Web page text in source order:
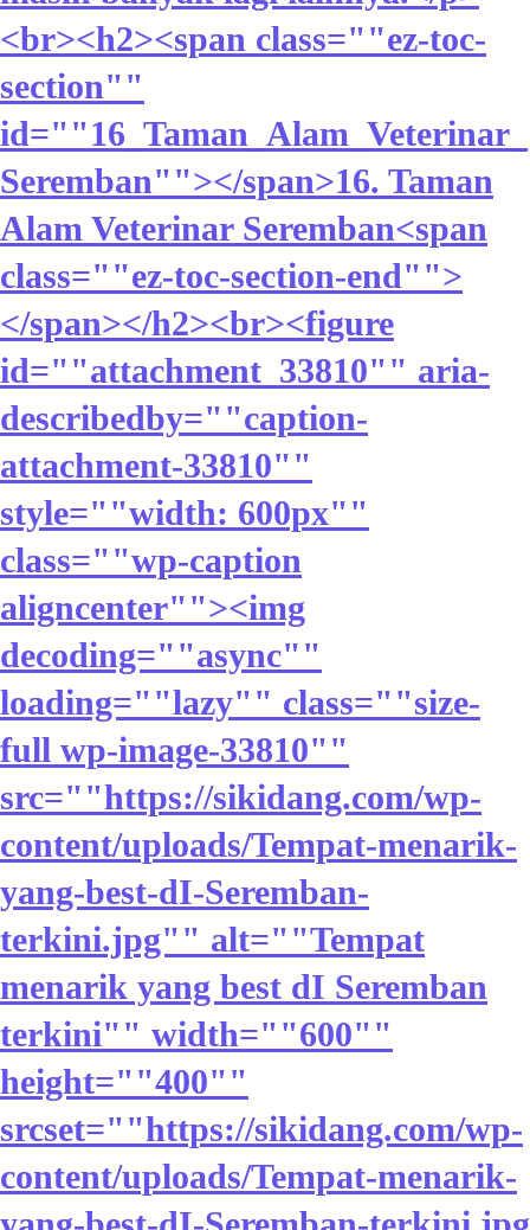
<br><h2><span class=""ez-toc-
section""
id=""16_Taman_Alam_Veterinar_
Seremban""></span>16. Taman
Alam Veterinar Seremban<span
class=""ez-toc-section-end"">
</span></h2><br><figure
id=""attachment_33810"" aria-
describedby=""caption-
attachment-33810""
style=""width: 600px""
class=""wp-caption
aligncenter""><img
decoding=""async""
loading=""lazy"" class=""size-
full wp-image-33810""
src=""https://sikidang.com/wp-
content/uploads/Tempat-menarik-
yang-best-dI-Seremban-
terkini.jpg"" alt=""Tempat
menarik yang best dI Seremban
terkini"" width=""600""
height=""400""
srcset=""https://sikidang.com/wp-
content/uploads/Tempat-menarik-